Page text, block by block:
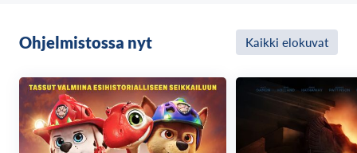
tapahtumasarja, joka paljastaa Freddy’sin synkän
alkuperän ja päästää vuosikymmeniä uinuneen
Ohjelmistossa nyt Kaikki elokuvat